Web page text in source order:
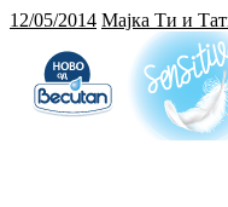
12/05/2014 Мајка Ти и